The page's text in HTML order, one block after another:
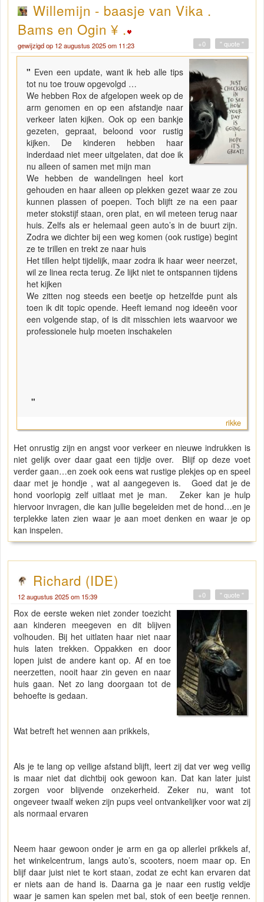
Willemijn - baasje van Vika .
Bams en Ogin ¥ .
gewijzigd op 12 augustus 2025 om 11:23 " quote "
+0
" Even een update, want ik heb alle tips
tot nu toe trouw opgevolgd …
We hebben Rox de afgelopen week op de
arm genomen en op een afstandje naar
verkeer laten kijken. Ook op een bankje
gezeten, gepraat, beloond voor rustig
kijken. De kinderen hebben haar
inderdaad niet meer uitgelaten, dat doe ik
nu alleen of samen met mijn man
We hebben de wandelingen heel kort
gehouden en haar alleen op plekken gezet waar ze zou
kunnen plassen of poepen. Toch blijft ze na een paar
meter stokstijf staan, oren plat, en wil meteen terug naar
huis. Zelfs als er helemaal geen auto’s in de buurt zijn.
Zodra we dichter bij een weg komen (ook rustige) begint
ze te trillen en trekt ze naar huis
Het tillen helpt tijdelijk, maar zodra ik haar weer neerzet,
wil ze linea recta terug. Ze lijkt niet te ontspannen tijdens
het kijken
We zitten nog steeds een beetje op hetzelfde punt als
toen ik dit topic opende. Heeft iemand nog ideeën voor
een volgende stap, of is dit misschien iets waarvoor we
professionele hulp moeten inschakelen
"
rikke
Het onrustig zijn en angst voor verkeer en nieuwe indrukken is
niet gelijk over daar gaat een tijdje over. Blijf op deze voet
verder gaan…en zoek ook eens wat rustige plekjes op en speel
daar met je hondje , wat al aangegeven is. Goed dat je de
hond voorlopig zelf uitlaat met je man. Zeker kan je hulp
hiervoor invragen, die kan jullie begeleiden met de hond…en je
terplekke laten zien waar je aan moet denken en waar je op
kan inspelen.
Richard (IDE)
12 augustus 2025 om 15:39 " quote "
+0
Rox de eerste weken niet zonder toezicht
aan kinderen meegeven en dit blijven
volhouden. Bij het uitlaten haar niet naar
huis laten trekken. Oppakken en door
lopen juist de andere kant op. Af en toe
neerzetten, nooit haar zin geven en naar
huis gaan. Net zo lang doorgaan tot de
behoefte is gedaan.
Wat betreft het wennen aan prikkels,
Als je te lang op veilige afstand blijft, leert zij dat ver weg veilig
is maar niet dat dichtbij ook gewoon kan. Dat kan later juist
zorgen voor blijvende onzekerheid. Zeker nu, want tot
ongeveer twaalf weken zijn pups veel ontvankelijker voor wat zij
als normaal ervaren
Neem haar gewoon onder je arm en ga op allerlei prikkels af,
het winkelcentrum, langs auto’s, scooters, noem maar op. En
blijf daar juist niet te kort staan, zodat ze echt kan ervaren dat
er niets aan de hand is. Daarna ga je naar een rustig veldje
waar je samen kan spelen met bal, stok of een beetje rennen.